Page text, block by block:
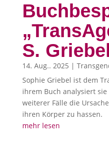
S. Griebel
14. Aug.. 2025 |
Sophie Griebel ist dem
ihrem Buch analysiert
weiterer Fälle die
ihren Körper zu hassen.
mehr lesen